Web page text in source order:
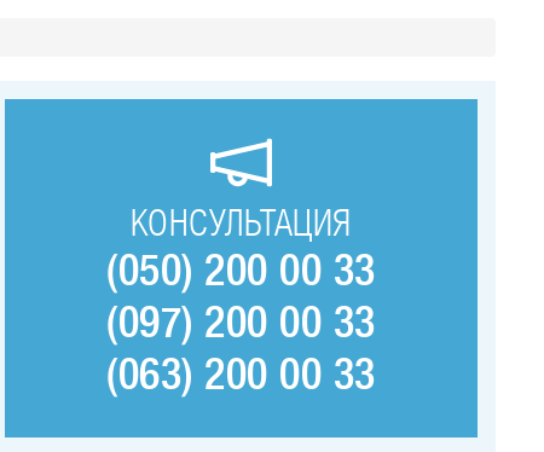
КОНСУЛЬТАЦИЯ
(050) 200 00 33
(097) 200 00 33
(063) 200 00 33